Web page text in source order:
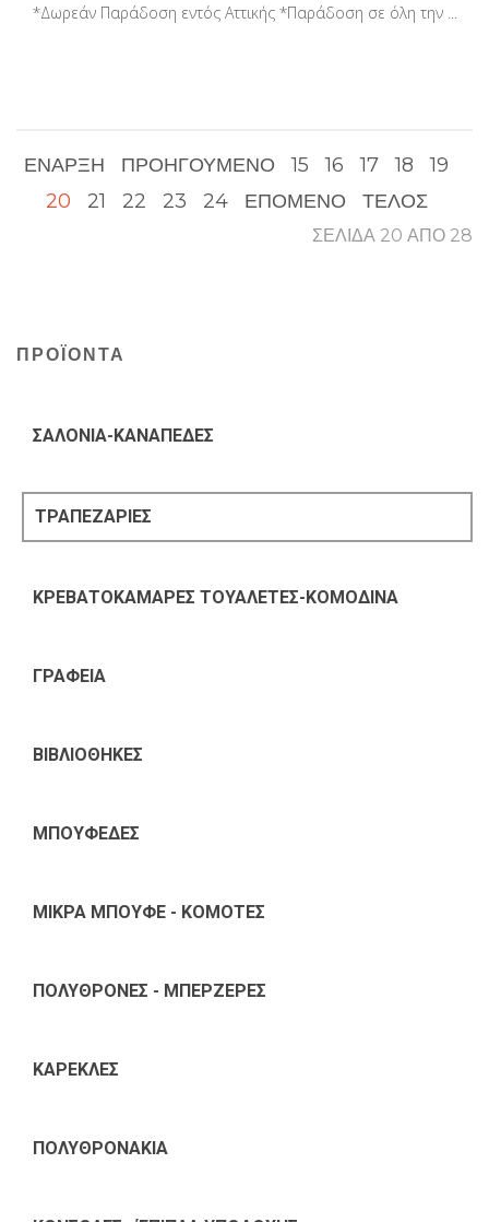
*Δωρεάν Παράδοση εντός Αττικής *Παράδοση σε όλη την ...
ΈΝΑΡΞΗ ΠΡΟΗΓΟΎΜΕΝΟ 15 16 17 18
19
20
21 22 23 24 ΕΠΌΜΕΝΟ ΤΈΛΟΣ
ΣΕΛΊΔΑ 20 ΑΠΌ 28
ΠΡΟΪΟΝΤΑ
ΣΑΛΟΝΙΑ-ΚΑΝΑΠΕΔΕΣ
ΤΡΑΠΕΖΑΡΙΕΣ
ΚΡΕΒΑΤΟΚΑΜΑΡΕΣ ΤΟΥΑΛΕΤΕΣ-ΚΟΜΟΔΙΝΑ
ΓΡΑΦΕΙΑ
ΒΙΒΛΙΟΘΗΚΕΣ
ΜΠΟΥΦΕΔΕΣ
ΜΙΚΡΑ ΜΠΟΥΦΕ - ΚΟΜΟΤΕΣ
ΠΟΛΥΘΡΟΝΕΣ - ΜΠΕΡΖΕΡΕΣ
ΚΑΡΕΚΛΕΣ
ΠΟΛΥΘΡΟΝΑΚΙΑ